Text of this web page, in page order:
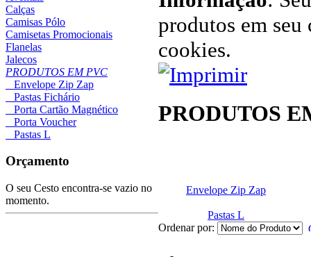
Calças
Camisas Pólo
Camisetas Promocionais
Flanelas
Jalecos
PRODUTOS EM PVC
Envelope Zip Zap
Pastas Fichário
Porta Cartão Magnético
Porta Voucher
Pastas L
Orçamento
O seu Cesto encontra-se vazio no
momento.
produtos em
cookies.
PRODUTOS
Envelope Zip Zap
Pastas L
Ordenar por: